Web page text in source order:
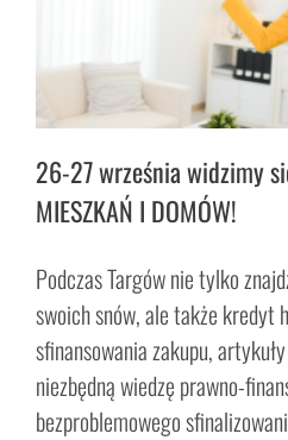
26-27 września widzimy
MIESZKAŃ I DOMÓW!
Podczas Targów nie tylko
swoich snów, ale także kredyt
sfinansowania zakupu,
niezbędną wiedzę prawno-
bezproblemowego